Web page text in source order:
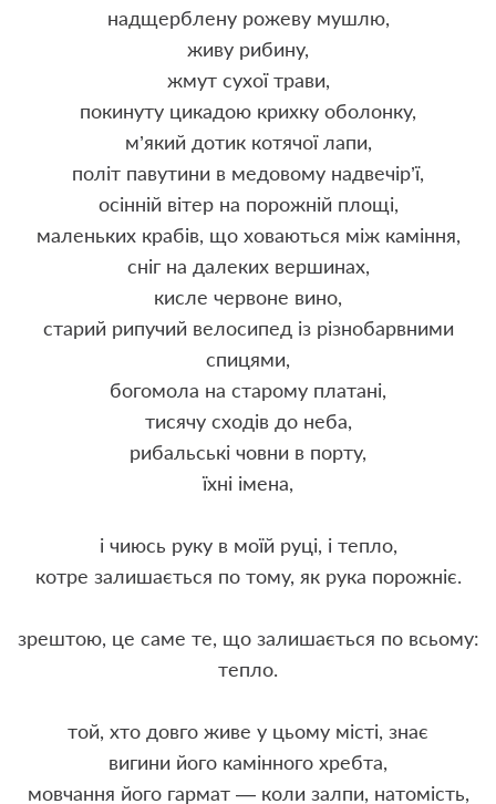
надщерблену рожеву мушлю,
живу рибину,
жмут сухої трави,
покинуту цикадою крихку оболонку,
м’який дотик котячої лапи,
політ павутини в медовому надвечір’ї,
осінній вітер на порожній площі,
маленьких крабів, що ховаються між каміння,
сніг на далеких вершинах,
кисле червоне вино,
старий рипучий велосипед із різнобарвними
спицями,
богомола на старому платані,
тисячу сходів до неба,
рибальські човни в порту,
їхні імена,
і чиюсь руку в моїй руці, і тепло,
котре залишається по тому, як рука порожніє.
зрештою, це саме те, що залишається по всьому:
тепло.
той, хто довго живе у цьому місті, знає
вигини його камінного хребта,
мовчання його гармат — коли залпи, натомість,